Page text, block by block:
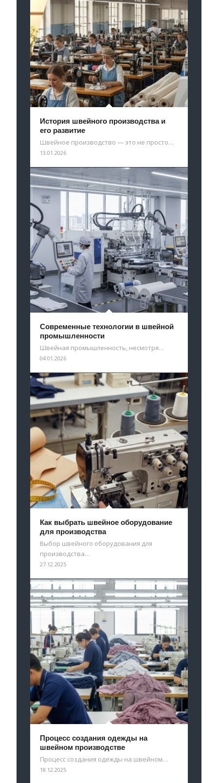
История швейного производства и
его развитие
Швейное производство — это не просто…
13.01.2026
Современные технологии в швейной
промышленности
Швейная промышленность, несмотря…
04.01.2026
Как выбрать швейное оборудование
для производства
Выбор швейного оборудования для
производства…
27.12.2025
Процесс создания одежды на
швейном производстве
Процесс создания одежды на швейном…
18.12.2025